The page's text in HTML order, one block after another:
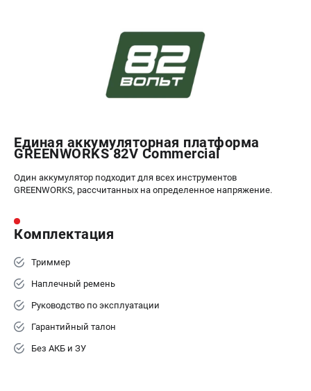
ЭЛЕКТРОИНСТРУМЕНТ
Пилы сабельные
Пылесосы аккумуляторные
Фонари
Шлифмашины орбитальные
Шлифмашины угловые
АКСЕССУАРЫ
Аккумуляторные батареи
Зарядные устройства
Единая аккумуляторная платформа
GREENWORKS 82V Commercial
Один аккумулятор подходит для всех инструментов
GREENWORKS, рассчитанных на определенное напряжение.
Комплектация
Триммер
Наплечный ремень
Руководство по эксплуатации
Гарантийный талон
Без АКБ и ЗУ